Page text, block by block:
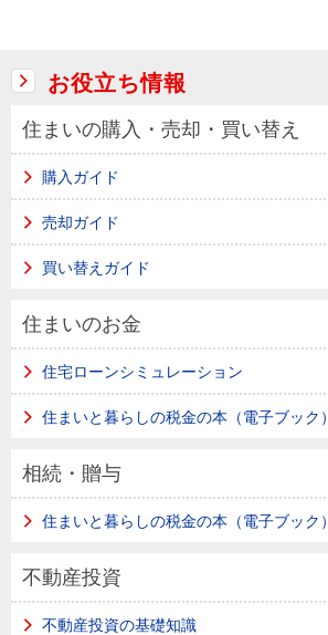
お役立ち情報
住まいの購入・売却・買い替え
購入ガイド
売却ガイド
買い替えガイド
住まいのお金
住宅ローンシミュレーション
住まいと暮らしの税金の本（電子ブック）
相続・贈与
住まいと暮らしの税金の本（電子ブック）
不動産投資
不動産投資の基礎知識